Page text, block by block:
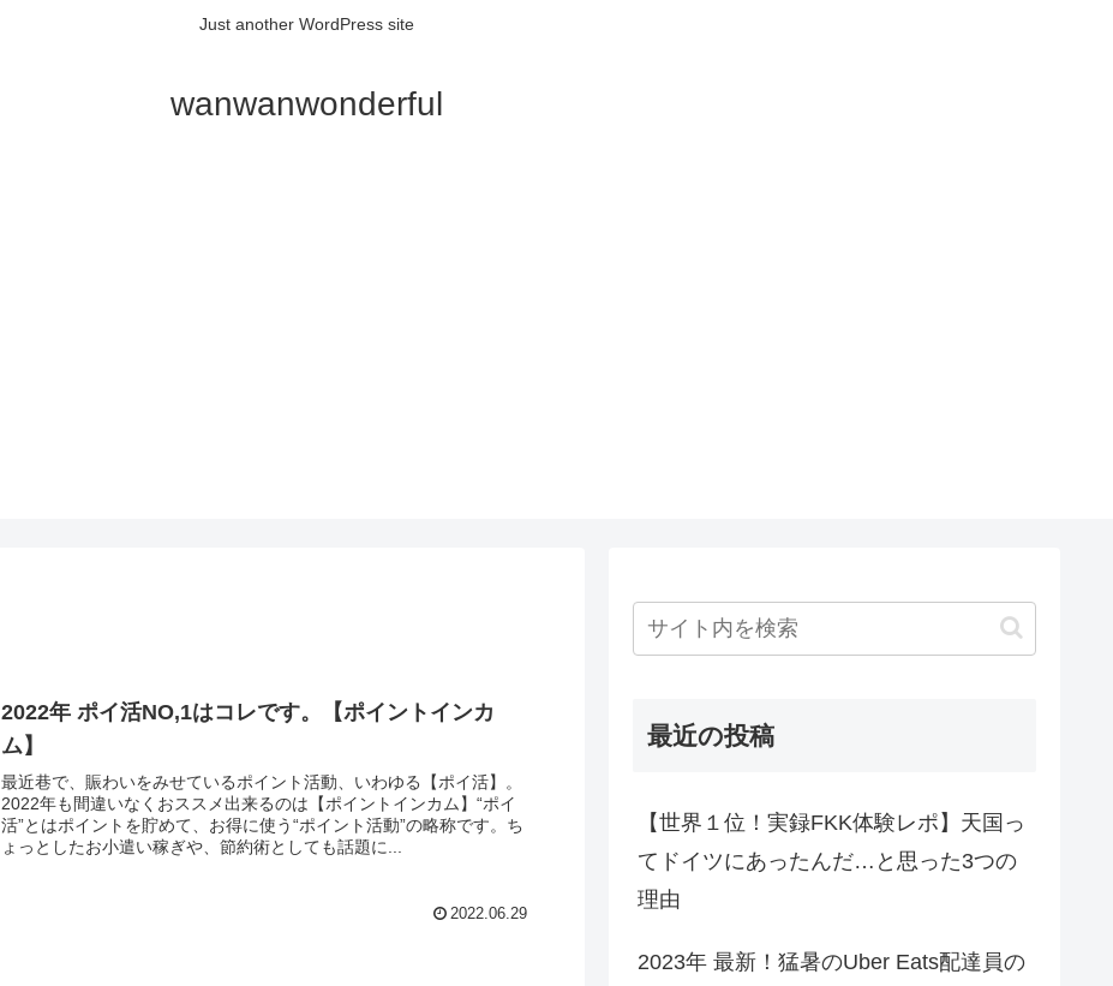
Just another WordPress site
wanwanwonderful
2022年 ポイ活NO,1はコレです。【ポイントインカ
ム】
最近巷で、賑わいをみせているポイント活動、いわゆる【ポイ活】。
2022年も間違いなくおススメ出来るのは【ポイントインカム】“ポイ
活”とはポイントを貯めて、お得に使う“ポイント活動”の略称です。ち
ょっとしたお小遣い稼ぎや、節約術としても話題に...
2022.06.29
最近の投稿
【世界１位！実録FKK体験レポ】天国っ
てドイツにあったんだ…と思った3つの
理由
2023年 最新！猛暑のUber Eats配達員の